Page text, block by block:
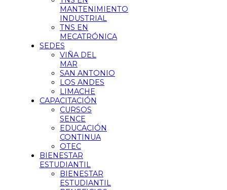
MANTENIMIENTO
INDUSTRIAL
TNS EN
MECATRÓNICA
SEDES
VIÑA DEL
MAR
SAN ANTONIO
LOS ANDES
LIMACHE
CAPACITACIÓN
CURSOS
SENCE
EDUCACIÓN
CONTINUA
OTEC
BIENESTAR
ESTUDIANTIL
BIENESTAR
ESTUDIANTIL